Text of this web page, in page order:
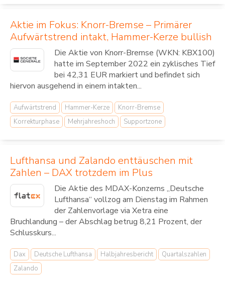
Aktie im Fokus: Knorr-Bremse – Primärer
Aufwärtstrend intakt, Hammer-Kerze bullish
Die Aktie von Knorr-Bremse (WKN: KBX100)
hatte im September 2022 ein zyklisches Tief
bei 42,31 EUR markiert und befindet sich
hiervon ausgehend in einem intakten...
Aufwärtstrend Hammer-Kerze
Knorr-Bremse
Korrekturphase
Mehrjahreshoch Supportzone
Lufthansa und Zalando enttäuschen mit
Zahlen – DAX trotzdem im Plus
Die Aktie des MDAX-Konzerns „Deutsche
Lufthansa“ vollzog am Dienstag im Rahmen
der Zahlenvorlage via Xetra eine
Bruchlandung – der Abschlag betrug 8,21 Prozent, der
Schlusskurs...
Dax Deutsche Lufthansa Halbjahresbericht
Quartalszahlen
Zalando